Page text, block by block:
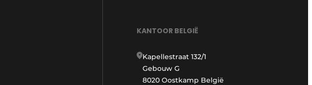
KANTOOR BELGIË
Kapellestraat 132/1
Gebouw G
8020 Oostkamp België